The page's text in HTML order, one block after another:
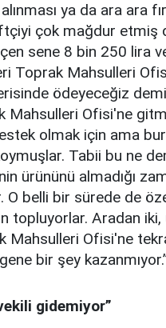
ya da ara ara
çok mağdur etmiş
sene 8 bin 250 lira
Toprak Mahsulleri
ödeyeceğiz
Mahsulleri Ofisi'ne
olmak için ama
Tabii bu ne
ürününü almadığı
O belli bir sürede de
topluyorlar. Aradan
Mahsulleri Ofisi'ne
bir şey
gidemiyor”